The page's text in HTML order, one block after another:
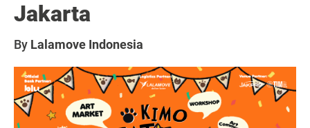
Jakarta
By Lalamove Indonesia